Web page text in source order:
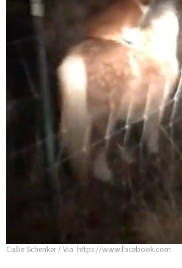
Callie Schenker / Via https://www.facebook.com